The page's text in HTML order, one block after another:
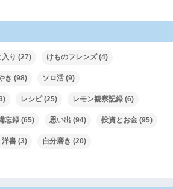
り (27) けものフレンズ(4)
き (98) ソロ活 (9)
レシピ(25) レモン観察記録 (6)
忘録 (65) 思い出 (94) 投資とお金 (95)
洋書 (3) 自分磨き (20)